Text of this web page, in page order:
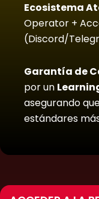
Ecosistema
Operator +
(Discord/
Garantía de
por un
asegurando
estándares